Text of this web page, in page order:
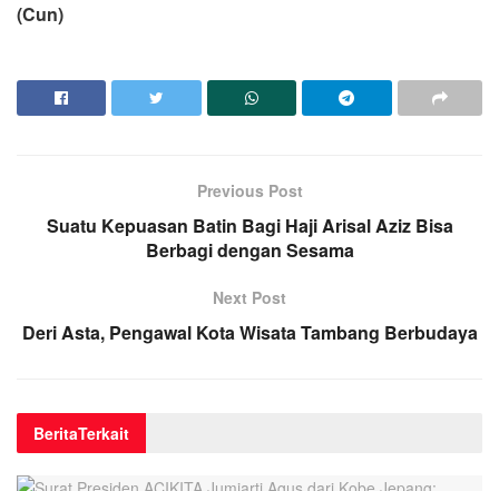
(Cun)
Previous Post
Suatu Kepuasan Batin Bagi Haji Arisal Aziz Bisa
Berbagi dengan Sesama
Next Post
Deri Asta, Pengawal Kota Wisata Tambang Berbudaya
BeritaTerkait